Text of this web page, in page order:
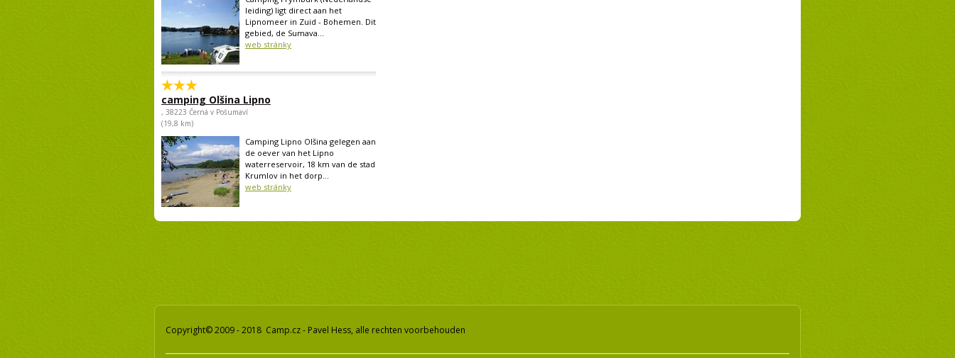
leiding) ligt direct aan het
Lipnomeer in Zuid - Bohemen. Dit
gebied, de Sumava...
web stránky
camping Olšina Lipno
, 38223 Černá v Pošumaví
(19,8 km)
Camping Lipno Olšina gelegen aan
de oever van het Lipno
waterreservoir, 18 km van de stad
Krumlov in het dorp...
web stránky
Copyright© 2009 - 2018 Camp.cz - Pavel Hess, alle rechten voorbehouden